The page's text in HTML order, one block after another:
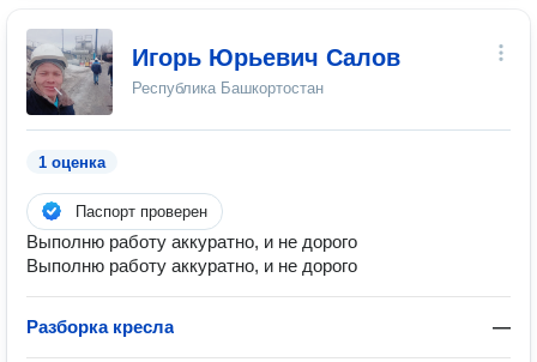
Игорь Юрьевич Салов
Республика Башкортостан
1 оценка
Паспорт проверен
Выполню работу аккуратно, и не дорого
Выполню работу аккуратно, и не дорого
Разборка кресла —